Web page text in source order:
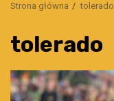
Strona główna tolerado
tolerado